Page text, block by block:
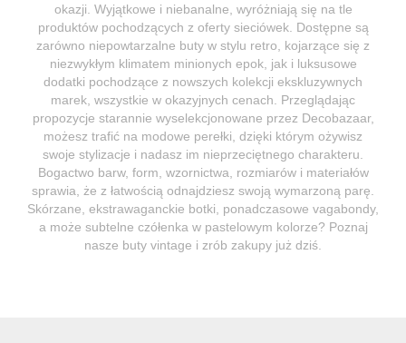
okazji. Wyjątkowe i niebanalne, wyróżniają się na tle
produktów pochodzących z oferty sieciówek. Dostępne są
zarówno niepowtarzalne buty w stylu retro, kojarzące się z
niezwykłym klimatem minionych epok, jak i luksusowe
dodatki pochodzące z nowszych kolekcji ekskluzywnych
marek, wszystkie w okazyjnych cenach. Przeglądając
propozycje starannie wyselekcjonowane przez Decobazaar,
możesz trafić na modowe perełki, dzięki którym ożywisz
swoje stylizacje i nadasz im nieprzeciętnego charakteru.
Bogactwo barw, form, wzornictwa, rozmiarów i materiałów
sprawia, że z łatwością odnajdziesz swoją wymarzoną parę.
Skórzane, ekstrawaganckie botki, ponadczasowe vagabondy,
a może subtelne czółenka w pastelowym kolorze? Poznaj
nasze buty vintage i zrób zakupy już dziś.